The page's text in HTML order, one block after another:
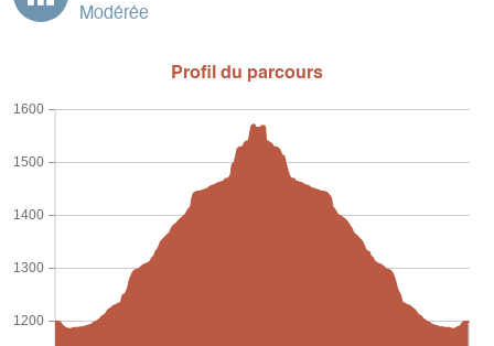
Modérée
Profil du parcours
1200
1300
1400
1500
1600